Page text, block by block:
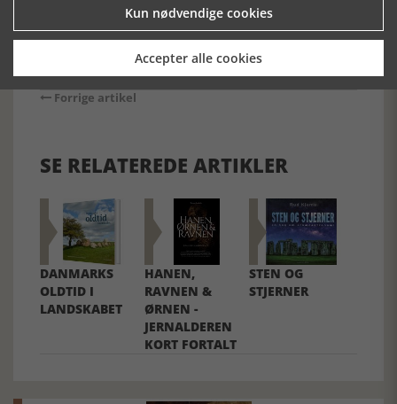
Forrige artikel
SE RELATEREDE ARTIKLER
DANMARKS
OLDTID I
LANDSKABET
HANEN,
RAVNEN &
ØRNEN -
JERNALDEREN
KORT FORTALT
STEN OG
STJERNER
Kun nødvendige cookies
Accepter alle cookies